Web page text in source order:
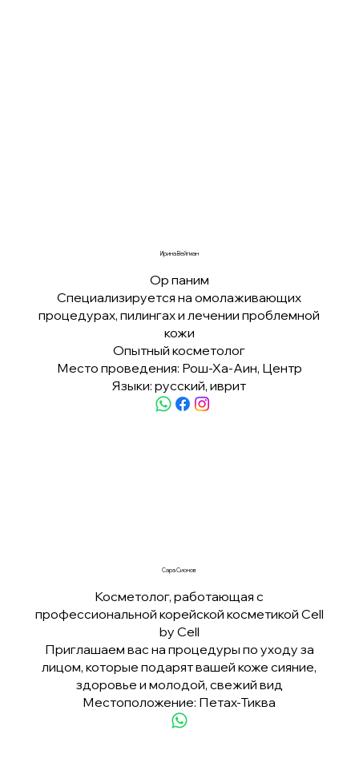
Ирина Вейгман
Ор паним
Специализируется на омолаживающих
процедурах, пилингах и лечении проблемной
кожи
Опытный косметолог
Место проведения: Рош-Ха-Аин, Центр
Языки: русский, иврит
Сара Сионов
Косметолог, работающая с
профессиональной корейской косметикой Cell
by Cell
Приглашаем вас на процедуры по уходу за
лицом, которые подарят вашей коже сияние,
здоровье и молодой, свежий вид
Местоположение: Петах-Тиква